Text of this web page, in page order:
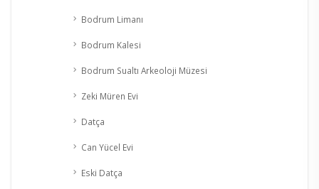
Bodrum Limanı
Bodrum Kalesi
Bodrum Sualtı Arkeoloji Müzesi
Zeki Müren Evi
Datça
Can Yücel Evi
Eski Datça